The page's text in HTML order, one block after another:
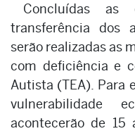
Concluídas as
transferência dos
serão realizadas as
com deficiência e
Autista (TEA). Para
vulnerabilidade
acontecerão de